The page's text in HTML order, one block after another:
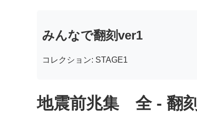
みんなで翻刻ver1
コレクション: STAGE1
地震前兆集 全 - 翻刻